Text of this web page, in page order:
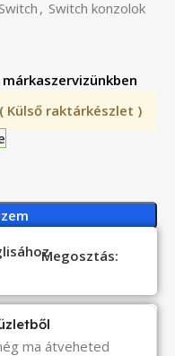
, Switch konzolok
Külső raktárkészlet )
Megosztás:
ma átveheted